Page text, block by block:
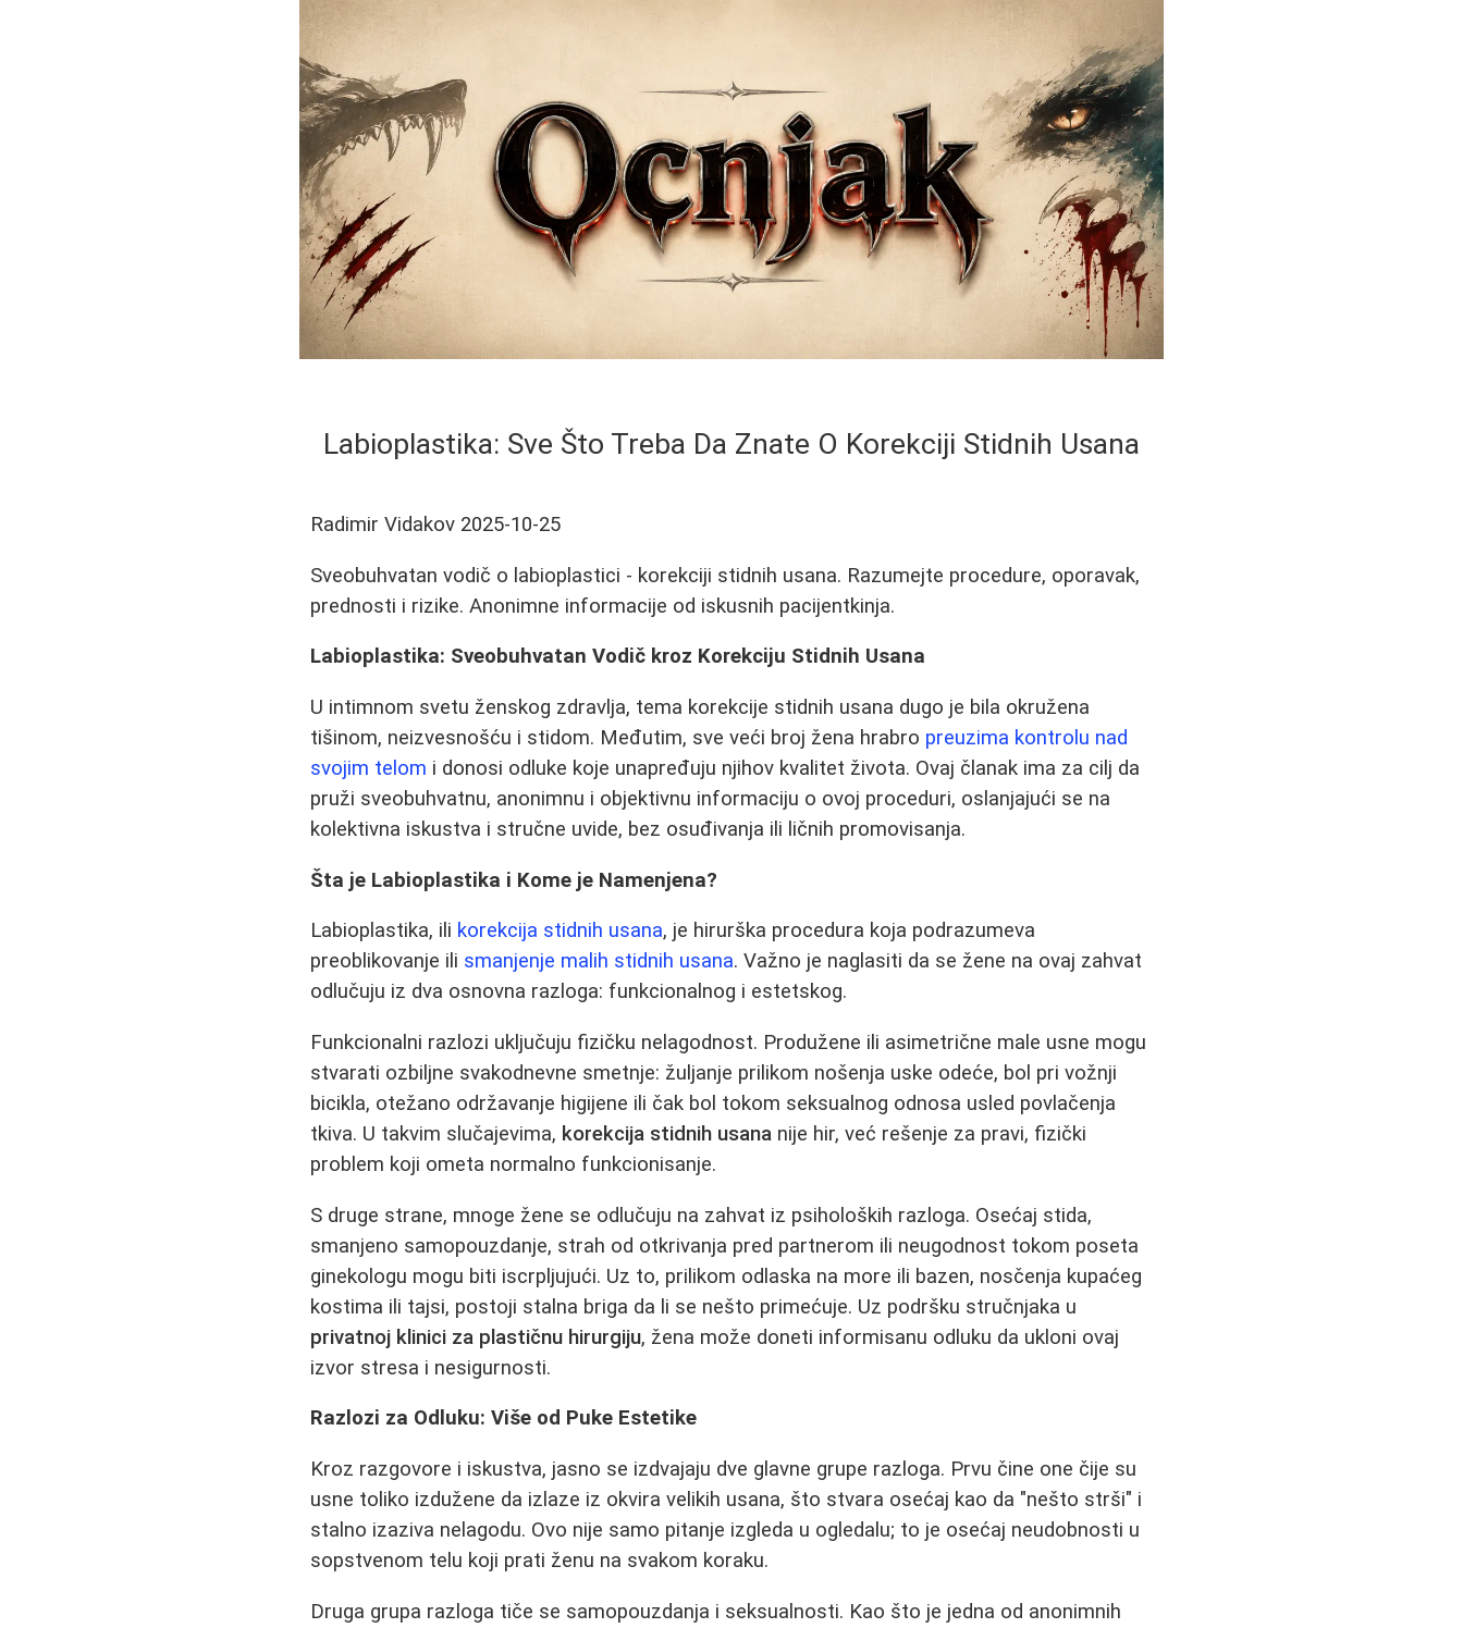
Labioplastika: Sve Što Treba Da Znate O Korekciji Stidnih Usana
Radimir Vidakov 2025-10-25
Sveobuhvatan vodič o labioplastici - korekciji stidnih usana. Razumejte procedure, oporavak,
prednosti i rizike. Anonimne informacije od iskusnih pacijentkinja.
Labioplastika: Sveobuhvatan Vodič kroz Korekciju Stidnih Usana
U intimnom svetu ženskog zdravlja, tema korekcije stidnih usana dugo je bila okružena
tišinom, neizvesnošću i stidom. Međutim, sve veći broj žena hrabro preuzima kontrolu nad
svojim telom i donosi odluke koje unapređuju njihov kvalitet života. Ovaj članak ima za cilj da
pruži sveobuhvatnu, anonimnu i objektivnu informaciju o ovoj proceduri, oslanjajući se na
kolektivna iskustva i stručne uvide, bez osuđivanja ili ličnih promovisanja.
Šta je Labioplastika i Kome je Namenjena?
Labioplastika, ili korekcija stidnih usana, je hirurška procedura koja podrazumeva
preoblikovanje ili smanjenje malih stidnih usana. Važno je naglasiti da se žene na ovaj zahvat
odlučuju iz dva osnovna razloga: funkcionalnog i estetskog.
Funkcionalni razlozi uključuju fizičku nelagodnost. Produžene ili asimetrične male usne mogu
stvarati ozbiljne svakodnevne smetnje: žuljanje prilikom nošenja uske odeće, bol pri vožnji
bicikla, otežano održavanje higijene ili čak bol tokom seksualnog odnosa usled povlačenja
tkiva. U takvim slučajevima, korekcija stidnih usana nije hir, već rešenje za pravi, fizički
problem koji ometa normalno funkcionisanje.
S druge strane, mnoge žene se odlučuju na zahvat iz psiholoških razloga. Osećaj stida,
smanjeno samopouzdanje, strah od otkrivanja pred partnerom ili neugodnost tokom poseta
ginekologu mogu biti iscrpljujući. Uz to, prilikom odlaska na more ili bazen, nosčenja kupaćeg
kostima ili tajsi, postoji stalna briga da li se nešto primećuje. Uz podršku stručnjaka u
privatnoj klinici za plastičnu hirurgiju, žena može doneti informisanu odluku da ukloni ovaj
izvor stresa i nesigurnosti.
Razlozi za Odluku: Više od Puke Estetike
Kroz razgovore i iskustva, jasno se izdvajaju dve glavne grupe razloga. Prvu čine one čije su
usne toliko izdužene da izlaze iz okvira velikih usana, što stvara osećaj kao da "nešto strši" i
stalno izaziva nelagodu. Ovo nije samo pitanje izgleda u ogledalu; to je osećaj neudobnosti u
sopstvenom telu koji prati ženu na svakom koraku.
Druga grupa razloga tiče se samopouzdanja i seksualnosti. Kao što je jedna od anonimnih